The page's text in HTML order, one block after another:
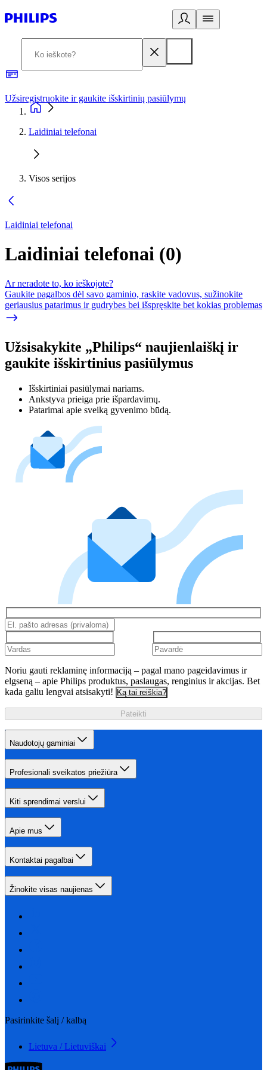
Užsiregistruokite ir gaukite išskirtinių pasiūlymų
Laidiniai telefonai
Visos serijos
Laidiniai telefonai
Laidiniai telefonai (0)
Ar neradote to, ko ieškojote?
Gaukite pagalbos dėl savo gaminio, raskite vadovus, sužinokite
geriausius patarimus ir gudrybes bei išspręskite bet kokias problemas
Užsisakykite „Philips“ naujienlaiškį ir
gaukite išskirtinius pasiūlymus
Išskirtiniai pasiūlymai nariams.
Ankstyva prieiga prie išpardavimų.
Patarimai apie sveiką gyvenimo būdą.
Noriu gauti reklaminę informaciją – pagal mano pageidavimus ir
elgseną – apie Philips produktus, paslaugas, renginius ir akcijas. Bet
kada galiu lengvai atsisakyti! Ką tai reiškia?
Pateikti
Naudotojų gaminiai
Profesionali sveikatos priežiūra
Kiti sprendimai verslui
Apie mus
Kontaktai pagalbai
Žinokite visas naujienas
Pasirinkite šalį / kalbą
Lietuva / Lietuviškai